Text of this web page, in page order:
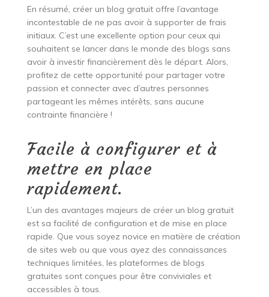
En résumé, créer un blog gratuit offre l’avantage
incontestable de ne pas avoir à supporter de frais
initiaux. C’est une excellente option pour ceux qui
souhaitent se lancer dans le monde des blogs sans
avoir à investir financièrement dès le départ. Alors,
profitez de cette opportunité pour partager votre
passion et connecter avec d’autres personnes
partageant les mêmes intérêts, sans aucune
contrainte financière !
Facile à configurer et à
mettre en place
rapidement.
L’un des avantages majeurs de créer un blog gratuit
est sa facilité de configuration et de mise en place
rapide. Que vous soyez novice en matière de création
de sites web ou que vous ayez des connaissances
techniques limitées, les plateformes de blogs
gratuites sont conçues pour être conviviales et
accessibles à tous.